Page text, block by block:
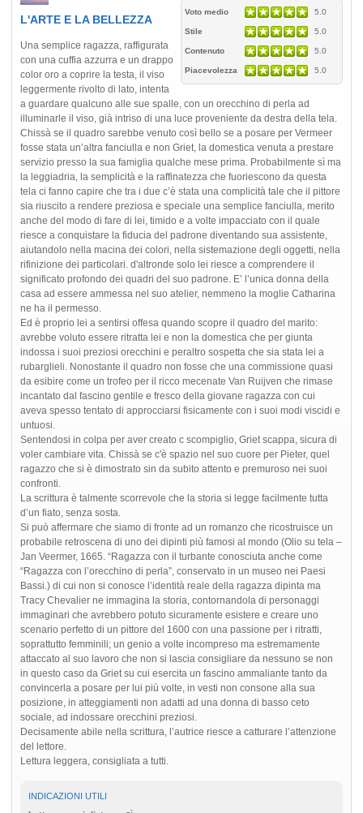
Voto medio 5.0
Stile 5.0
Contenuto 5.0
Piacevolezza 5.0
L'ARTE E LA BELLEZZA
Una semplice ragazza, raffigurata
con una cuffia azzurra e un drappo
color oro a coprire la testa, il viso
leggermente rivolto di lato, intenta
a guardare qualcuno alle sue spalle, con un orecchino di perla ad
illuminarle il viso, già intriso di una luce proveniente da destra della tela.
Chissà se il quadro sarebbe venuto così bello se a posare per Vermeer
fosse stata un’altra fanciulla e non Griet, la domestica venuta a prestare
servizio presso la sua famiglia qualche mese prima. Probabilmente sì ma
la leggiadria, la semplicità e la raffinatezza che fuoriescono da questa
tela ci fanno capire che tra i due c’è stata una complicità tale che il pittore
sia riuscito a rendere preziosa e speciale una semplice fanciulla, merito
anche del modo di fare di lei, timido e a volte impacciato con il quale
riesce a conquistare la fiducia del padrone diventando sua assistente,
aiutandolo nella macina dei colori, nella sistemazione degli oggetti, nella
rifinizione dei particolari. d'altronde solo lei riesce a comprendere il
significato profondo dei quadri del suo padrone. E’ l’unica donna della
casa ad essere ammessa nel suo atelier, nemmeno la moglie Catharina
ne ha il permesso.
Ed è proprio lei a sentirsi offesa quando scopre il quadro del marito:
avrebbe voluto essere ritratta lei e non la domestica che per giunta
indossa i suoi preziosi orecchini e peraltro sospetta che sia stata lei a
rubarglieli. Nonostante il quadro non fosse che una commissione quasi
da esibire come un trofeo per il ricco mecenate Van Ruijven che rimase
incantato dal fascino gentile e fresco della giovane ragazza con cui
aveva spesso tentato di approcciarsi fisicamente con i suoi modi viscidi e
untuosi.
Sentendosi in colpa per aver creato c scompiglio, Griet scappa, sicura di
voler cambiare vita. Chissà se c'è spazio nel suo cuore per Pieter, quel
ragazzo che si è dimostrato sin da subito attento e premuroso nei suoi
confronti.
La scrittura è talmente scorrevole che la storia si legge facilmente tutta
d’un fiato, senza sosta.
Si può affermare che siamo di fronte ad un romanzo che ricostruisce un
probabile retroscena di uno dei dipinti più famosi al mondo (Olio su tela –
Jan Veermer, 1665. “Ragazza con il turbante conosciuta anche come
“Ragazza con l’orecchino di perla”, conservato in un museo nei Paesi
Bassi.) di cui non si conosce l’identità reale della ragazza dipinta ma
Tracy Chevalier ne immagina la storia, contornandola di personaggi
immaginari che avrebbero potuto sicuramente esistere e creare uno
scenario perfetto di un pittore del 1600 con una passione per i ritratti,
soprattutto femminili; un genio a volte incompreso ma estremamente
attaccato al suo lavoro che non si lascia consigliare da nessuno se non
in questo caso da Griet su cui esercita un fascino ammaliante tanto da
convincerla a posare per lui più volte, in vesti non consone alla sua
posizione, in atteggiamenti non adatti ad una donna di basso ceto
sociale, ad indossare orecchini preziosi.
Decisamente abile nella scrittura, l’autrice riesce a catturare l’attenzione
del lettore.
Lettura leggera, consigliata a tutti.
INDICAZIONI UTILI